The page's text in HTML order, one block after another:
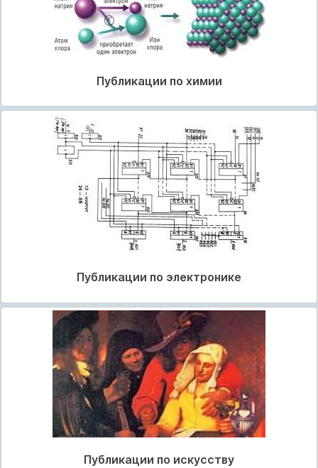
Публикации по химии
Публикации по электронике
Публикации по искусству